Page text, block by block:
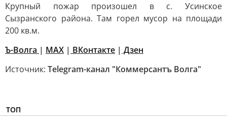
Крупный пожар произошел в с. Усинское
Сызранского района. Там горел мусор на площади
200 кв.м.
Ъ-Волга | МАХ | ВКонтакте | Дзен
Источник: Telegram-канал "Коммерсантъ Волга"
ТОП